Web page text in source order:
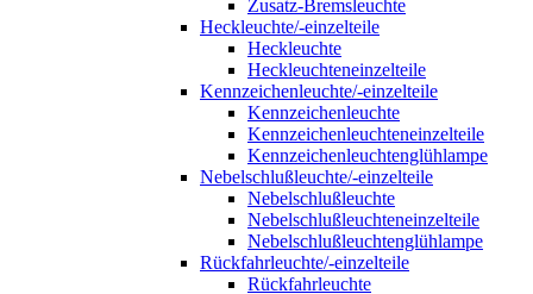
Zusatz-Bremsleuchte
Heckleuchte/-einzelteile
Heckleuchte
Heckleuchteneinzelteile
Kennzeichenleuchte/-einzelteile
Kennzeichenleuchte
Kennzeichenleuchteneinzelteile
Kennzeichenleuchtenglühlampe
Nebelschlußleuchte/-einzelteile
Nebelschlußleuchte
Nebelschlußleuchteneinzelteile
Nebelschlußleuchtenglühlampe
Rückfahrleuchte/-einzelteile
Rückfahrleuchte